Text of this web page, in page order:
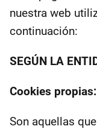
nuestra web
continuación:
SEGÚN LA
Cookies propias:
Son aquellas